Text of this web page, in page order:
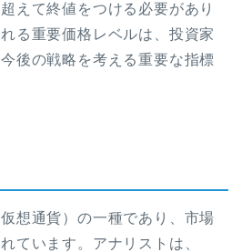
えて終値をつける必要があり
る重要価格レベルは、投資家
後の戦略を考える重要な指標
想通貨）の一種であり、市場
ています。アナリストは、